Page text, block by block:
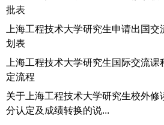
批表
上海工程技术大学研究生申请出国交
划表
上海工程技术大学研究生国际交流课
定流程
关于上海工程技术大学研究生校外修
分认定及成绩转换的说...